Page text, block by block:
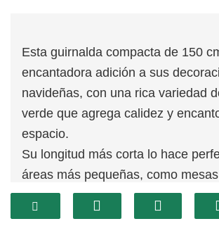
Esta guirnalda compacta de 150
encantadora adición a sus
navideñas, con una rica variedad
verde que agrega calidez y
espacio.
Su longitud más corta lo hace
áreas más pequeñas, como
estantes, donde se desea crear
festivo sin abrumar el espacio.